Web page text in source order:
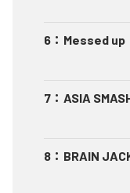
6 ： Messed up
7 ： ASIA
8 ： BRAIN